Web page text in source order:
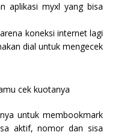
aplikasi myxl yang bisa
koneksi internet lagi
dial untuk mengecek
cek kuotanya
untuk membookmark
aktif, nomor dan sisa